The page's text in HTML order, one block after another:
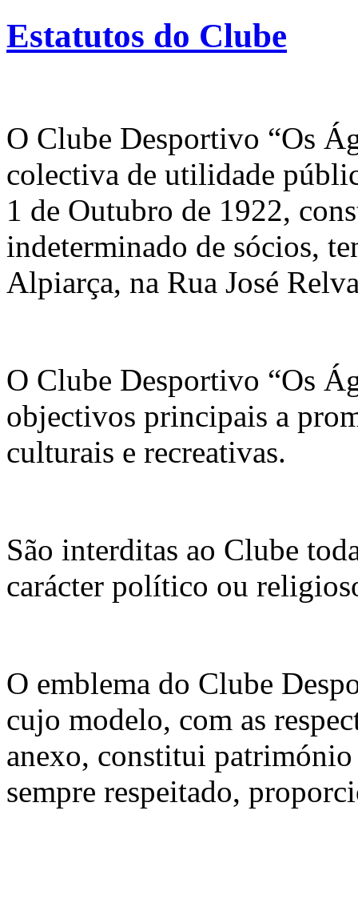
Estatutos do Clube
O Clube Desportivo “Os
colectiva de utilidade
1 de Outubro de 1922,
indeterminado de sócios,
Alpiarça, na Rua José
O Clube Desportivo “Os
objectivos principais a
culturais e recreativas.
São interditas ao Clube
carácter político ou
O emblema do Clube
cujo modelo, com as
anexo, constitui património
sempre respeitado,